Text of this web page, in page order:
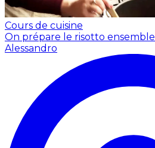
Cours de cuisine
On prépare le risotto ensemble
Alessandro